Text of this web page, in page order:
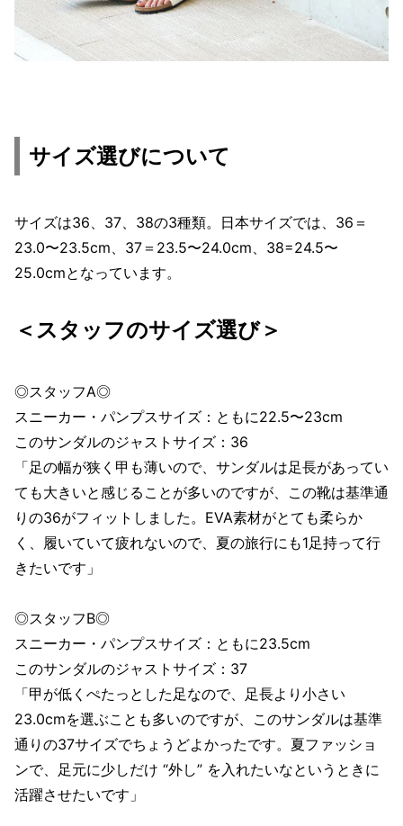
サイズ選びについて
サイズは36、37、38の3種類。日本サイズでは、36＝
23.0〜23.5cm、37＝23.5〜24.0cm、38=24.5〜
25.0cmとなっています。
＜スタッフのサイズ選び＞
◎スタッフA◎
スニーカー・パンプスサイズ：ともに22.5〜23cm
このサンダルのジャストサイズ：36
「足の幅が狭く甲も薄いので、サンダルは足長があってい
ても大きいと感じることが多いのですが、この靴は基準通
りの36がフィットしました。EVA素材がとても柔らか
く、履いていて疲れないので、夏の旅行にも1足持って行
きたいです」
◎スタッフB◎
スニーカー・パンプスサイズ：ともに23.5cm
このサンダルのジャストサイズ：37
「甲が低くぺたっとした足なので、足長より小さい
23.0cmを選ぶことも多いのですが、このサンダルは基準
通りの37サイズでちょうどよかったです。夏ファッショ
ンで、足元に少しだけ “外し” を入れたいなというときに
活躍させたいです」